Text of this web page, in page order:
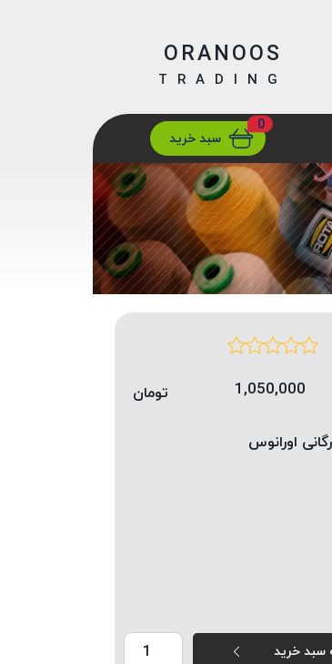
ارسالتهران/ تهران
ORANOOS
TRADING
0
سبد خرید
1,050,000
تومان
اورانوس
سبد خرید